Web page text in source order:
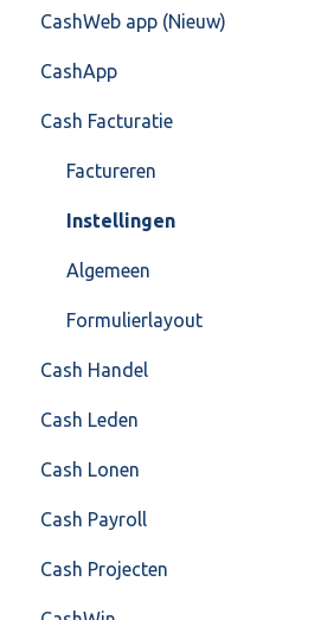
Training & Consultancy
Overig
Overig
Mailen vanuit CASHWeb
Algemeen gebruik
Algemeen
Api 3.0 (SOAP API)
API 4.0 (REST API)
CashWeb app (Nieuw)
Veel gestelde vragen
CashApp
Cash Facturatie
Factureren
Instellingen
Algemeen
Formulierlayout
Cash Handel
Inkoop
Verkoop
Voorraad
Overig
Cash Leden
Cash Lonen
Algemeen
Inrichting
Cash Payroll
Aangifte
Cash Projecten